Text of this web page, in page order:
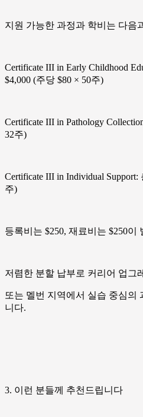
지원 가능한 과정과 학비는 다음
Certificate III in Early Childhood
$4,000 (주당 $80 × 50주)
Certificate III in Pathology
32주)
Certificate III in Individual
주)
등록비는 $250, 재료비는 $250이
저렴한 분할 납부로 커리어 업그
또는 멜번 지역에서 실습 중심의
니다.
3. 이런 분들께 추천드립니다